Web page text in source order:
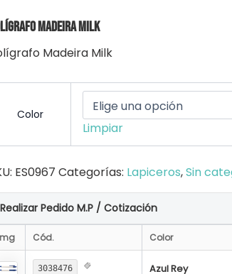
Madeira Milk
Madeira Milk
Color
Limpiar
ES0967 Categorías: Lapiceros,Sin
Realizar Pedido M.P / Cotización
Cód. Color
3038476 Azul Rey